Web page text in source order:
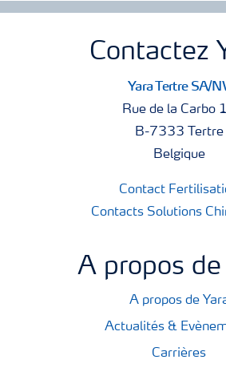
Contactez
Yara Tertre SA/
Rue de la Carbo
B-7333 Tertre
Belgique
Contact
Contacts Solutions
A propos de
A propos de
Actualités &
Carrières